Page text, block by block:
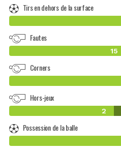
Tirs en dehors de la surface
Fautes
15
Corners
Hors-jeux
2
Possession de la balle